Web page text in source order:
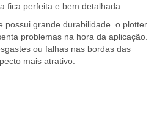
fica perfeita e bem detalhada.
possui grande durabilidade. o plotter
problemas na hora da aplicação.
ou falhas nas bordas das
mais atrativo.